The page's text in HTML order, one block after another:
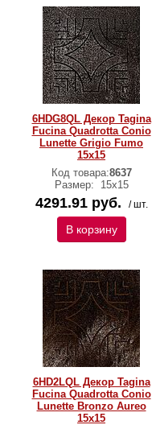
6HDG8QL Декор Tagina
Fucina Quadrotta Conio
Lunette Grigio Fumo
15x15
Код товара:8637
Размер:
15x15
4291.91 руб. / шт.
В корзину
6HD2LQL Декор Tagina
Fucina Quadrotta Conio
Lunette Bronzo Aureo
15x15